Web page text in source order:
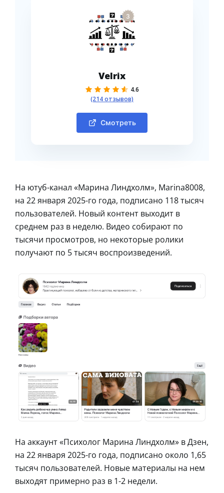
3
Velrix
4.6
(214 отзывов)
Смотреть
На ютуб-канал «Марина Линдхолм», Marina8008,
на 22 января 2025-го года, подписано 118 тысяч
пользователей. Новый контент выходит в
среднем раз в неделю. Видео собирают по
тысячи просмотров, но некоторые ролики
получают по 5 тысяч воспроизведений.
На аккаунт «Психолог Марина Линдхолм» в Дзен,
на 22 января 2025-го года, подписано около 1,65
тысяч пользователей. Новые материалы на нем
выходят примерно раз в 1-2 недели.